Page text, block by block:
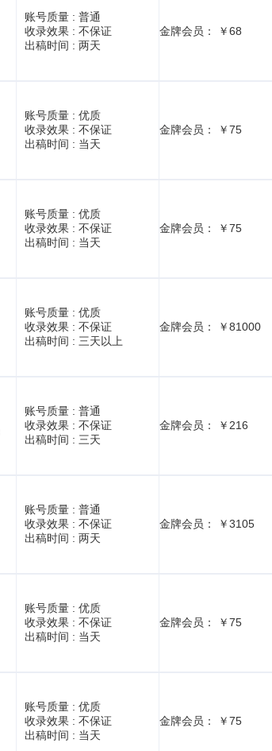
账号质量 : 普通
收录效果 : 不保证
出稿时间 : 两天
金牌会员： ￥68
账号质量 : 优质
收录效果 : 不保证
出稿时间 : 当天
金牌会员： ￥75
账号质量 : 优质
收录效果 : 不保证
出稿时间 : 当天
金牌会员： ￥75
账号质量 : 优质
收录效果 : 不保证
出稿时间 : 三天以上
金牌会员： ￥81000
账号质量 : 普通
收录效果 : 不保证
出稿时间 : 三天
金牌会员： ￥216
账号质量 : 普通
收录效果 : 不保证
出稿时间 : 两天
金牌会员： ￥3105
账号质量 : 优质
收录效果 : 不保证
出稿时间 : 当天
金牌会员： ￥75
账号质量 : 优质
收录效果 : 不保证
出稿时间 : 当天
金牌会员： ￥75